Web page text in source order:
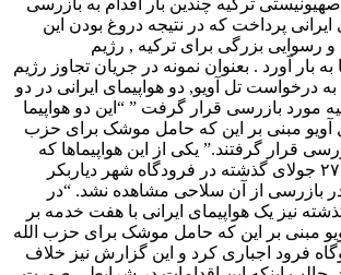
ترکیه چندین بار اقدام به بازرسی
ایرانی پرداخت که در نتیجه دروغ بودن این
رسوایی بزرگی برای ترکیه , رژیم
بار آورد . بعنوان نمونه در جریان تجاوز رژیم
درخواست تل آویو, دو هواپیمای ایرانی در دو
مورد بازرسی قرار گرفت ” “این دو هواپیما
مبنی بر این که حامل موشک برای حزب
قرار گرفتند.” یکی از این هواپیماها که
باربری بود- در تاریخ ۲۷ جولای گذشته در فرودگاه شهر دیاربکر
بازرسی از آن سلاحی مشاهده نشد. “در
نیز یک هواپیمای ایرانی با هفت خدمه بر
مبنی بر این که حامل موشک برای حزب الله
فرود اجباری کرد و این گزارش نیز خلاف